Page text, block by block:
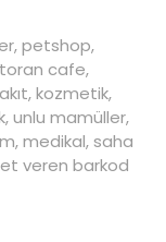
petshop,
cafe,
kozmetik,
unlu mamüller,
medikal, saha
veren barkod